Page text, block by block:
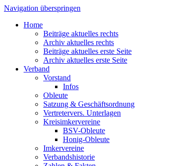
Navigation überspringen
Home
Beiträge aktuelles rechts
Archiv aktuelles rechts
Beiträge aktuelles erste Seite
Archiv aktuelles erste Seite
Verband
Vorstand
Infos
Obleute
Satzung & Geschäftsordnung
Vertretervers. Unterlagen
Kreisimkervereine
BSV-Obleute
Honig-Obleute
Imkervereine
Verbandshistorie